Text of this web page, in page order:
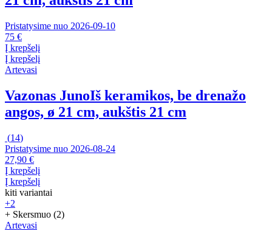
Pristatysime nuo 2026‑09‑10
75 €
Į krepšelį
Į krepšelį
Artevasi
Vazonas JunoIš keramikos, be drenažo
angos, ø 21 cm, aukštis 21 cm
(14)
Pristatysime nuo 2026‑08‑24
27,90 €
Į krepšelį
Į krepšelį
kiti variantai
+2
+ Skersmuo (2)
Artevasi